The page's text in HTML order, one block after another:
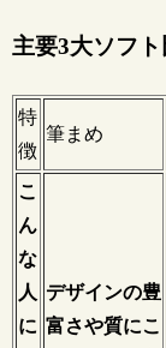
主要3大ソフ
特
徴
筆まめ
こ
ん
な
人
に
デザインの豊
富さや質にこ